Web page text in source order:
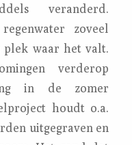
veranderd.
zoveel
plek waar het valt.
verderop
in de zomer
houdt o.a.
uitgegraven en